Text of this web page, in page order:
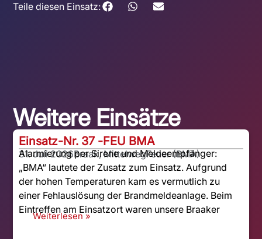
Teile diesen Einsatz:
Weitere Einsätze
Einsatz-Nr. 37 -FEU BMA
31. Juli 2026Braak, MittelwegFeuer (BMA)
Alarmierung per Sirene und Meldeempfänger:
„BMA“ lautete der Zusatz zum Einsatz. Aufgrund
der hohen Temperaturen kam es vermutlich zu
einer Fehlauslösung der Brandmeldeanlage. Beim
Eintreffen am Einsatzort waren unsere Braaker
Weiterlesen »